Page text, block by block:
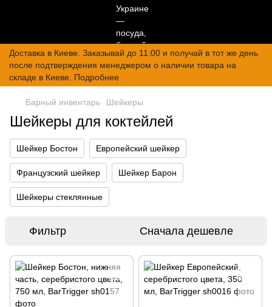
Доставка в Киеве. Заказывай до 11:00 и получай в тот же день
после подтверждения менеджером о наличии товара на
складе в Киеве. Подробнее
Барный инвентарь Шейкеры
Шейкеры для коктейлей
Шейкер Бостон Европейский шейкер
Французский шейкер Шейкер Барон
Шейкеры стеклянные
Фильтр Сначала дешевле